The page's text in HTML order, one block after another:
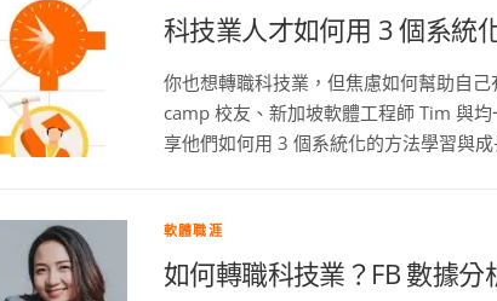
科技業人才如何用 3 個系統
你也想轉職科技業，但焦慮如何幫助自
camp 校友、新加坡軟體工程師 Tim 與
享他們如何用 3 個系統化的方法學習與
軟體職涯
如何轉職科技業？FB 數據